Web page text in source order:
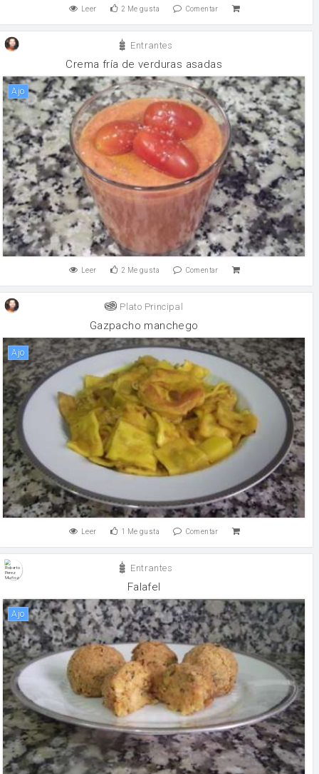
Leer 2 Me gusta Comentar
Entrantes
Crema fría de verduras asadas
ajo
Leer 2 Me gusta Comentar
Plato Principal
Gazpacho manchego
ajo
Leer 1 Me gusta Comentar
Entrantes
Falafel
ajo